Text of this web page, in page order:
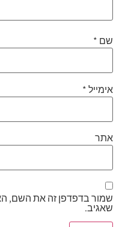
שם *
אימייל*
אתר
שמור בדפדפן זה את השם,
שאגיב.